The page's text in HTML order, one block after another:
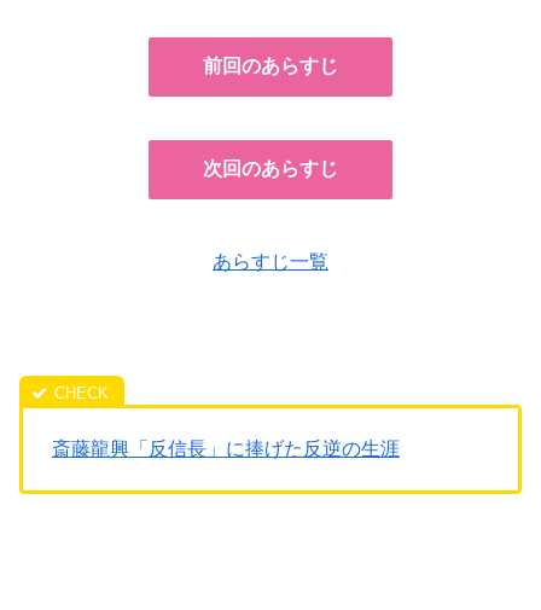
前回のあらすじ
次回のあらすじ
あらすじ一覧
斎藤龍興「反信長」に捧げた反逆の生涯